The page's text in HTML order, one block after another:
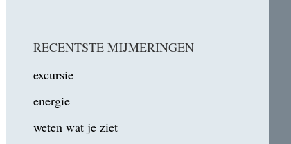
RECENTSTE MIJMERINGEN
excursie
energie
weten wat je ziet